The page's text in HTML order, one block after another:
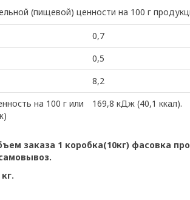
(пищевой) ценности на 100 г
0,7
0,5
8,2
на 100 г или
169,8 кДж (40,1 ккал).
заказа 1 коробка(10кг) фасовка